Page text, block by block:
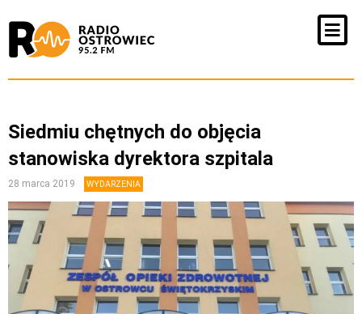
Siedmiu chętnych do objęcia
stanowiska dyrektora szpitala
28 marca 2019 WYDARZENIA